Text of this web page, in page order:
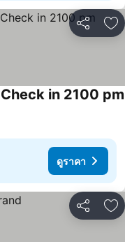
แชร์ เ
in 2100 pm
ดูราคา
แชร์ เ